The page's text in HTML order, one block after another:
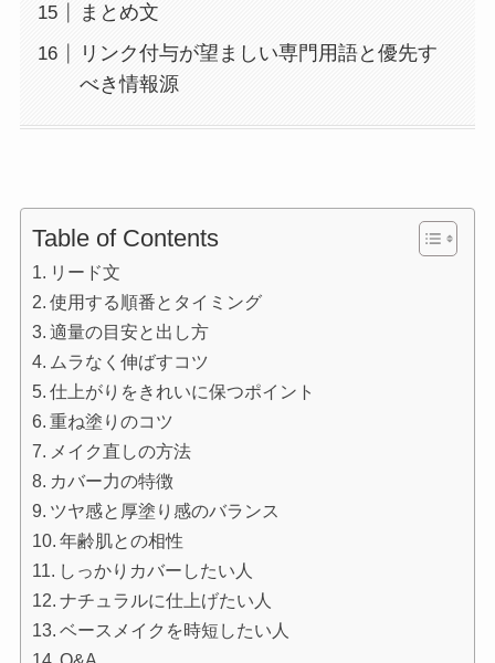
まとめ文
リンク付与が望ましい専門用語と優先す
べき情報源
Table of Contents
リード文
使用する順番とタイミング
適量の目安と出し方
ムラなく伸ばすコツ
仕上がりをきれいに保つポイント
重ね塗りのコツ
メイク直しの方法
カバー力の特徴
ツヤ感と厚塗り感のバランス
年齢肌との相性
しっかりカバーしたい人
ナチュラルに仕上げたい人
ベースメイクを時短したい人